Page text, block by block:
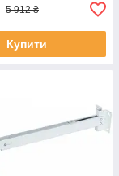
5 912 ₴
Купити